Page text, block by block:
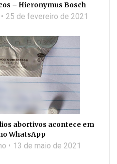
– Hieronymus Bosch
25 de fevereiro de 2021
abortivos acontece em
WhatsApp
13 de maio de 2021